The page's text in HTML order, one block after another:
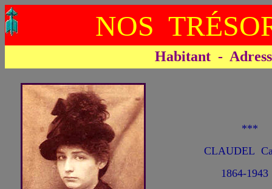
NOS
Habitant -
***
CLAUDEL
1864-1943